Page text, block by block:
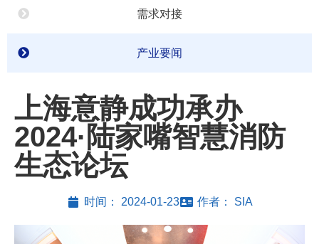
需求对接
产业要闻
上海意静成功承办
2024·陆家嘴智慧消防
生态论坛
时间： 2024-01-23 作者： SIA